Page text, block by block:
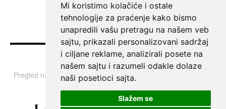
Mi koristimo kolačiće i ostale
tehnologije za praćenje kako bismo
unapredili vašu pretragu na našem veb
sajtu, prikazali personalizovani sadržaj
i ciljane reklame, analizirali posete na
našem sajtu i razumeli odakle dolaze
naši posetioci sajta.
Slažem se
Vesti
Pregled najvažnijih informacija i tema iz Srbije, regiona i sveta.